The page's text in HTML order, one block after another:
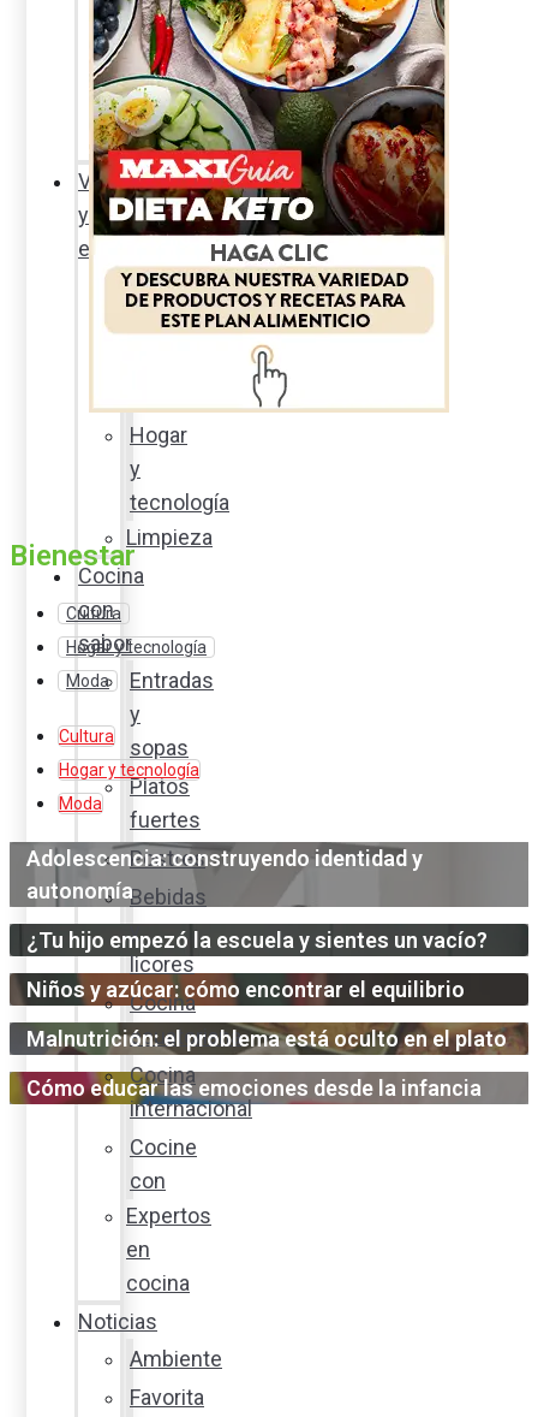
Sexualidad
responsable
En
la
percha
Vida
y
estilo
Productos
nuevos
Hogar
y
tecnología
Limpieza
Cocina
con
sabor
Entradas
y
sopas
Platos
fuertes
Postres
Bebidas
y
licores
Cocina
ecuatoriana
Cocina
internacional
Cocine
con
Expertos
en
cocina
Noticias
Ambiente
Favorita
Bienestar
Cultura
Hogar y tecnología
Moda
Cultura
Hogar y tecnología
Moda
Adolescencia: construyendo identidad y
autonomía
¿Tu hijo empezó la escuela y sientes un vacío?
Niños y azúcar: cómo encontrar el equilibrio
Malnutrición: el problema está oculto en el plato
Cómo educar las emociones desde la infancia